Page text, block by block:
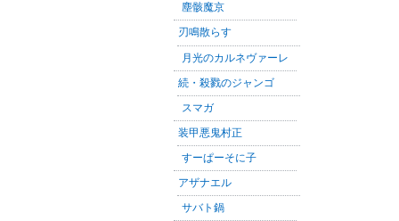
塵骸魔京
刃鳴散らす
月光のカルネヴァーレ
続・殺戮のジャンゴ
スマガ
装甲悪鬼村正
すーぱーそに子
アザナエル
サバト鍋